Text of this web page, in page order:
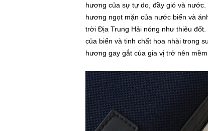
hương của sự tự do, đầy gió và
hương ngọt mặn của nước biển và
trời Địa Trung Hải nóng như thiêu
của biển và tinh chất hoa nhài trong
hương gay gắt của gia vị trở nên mềm